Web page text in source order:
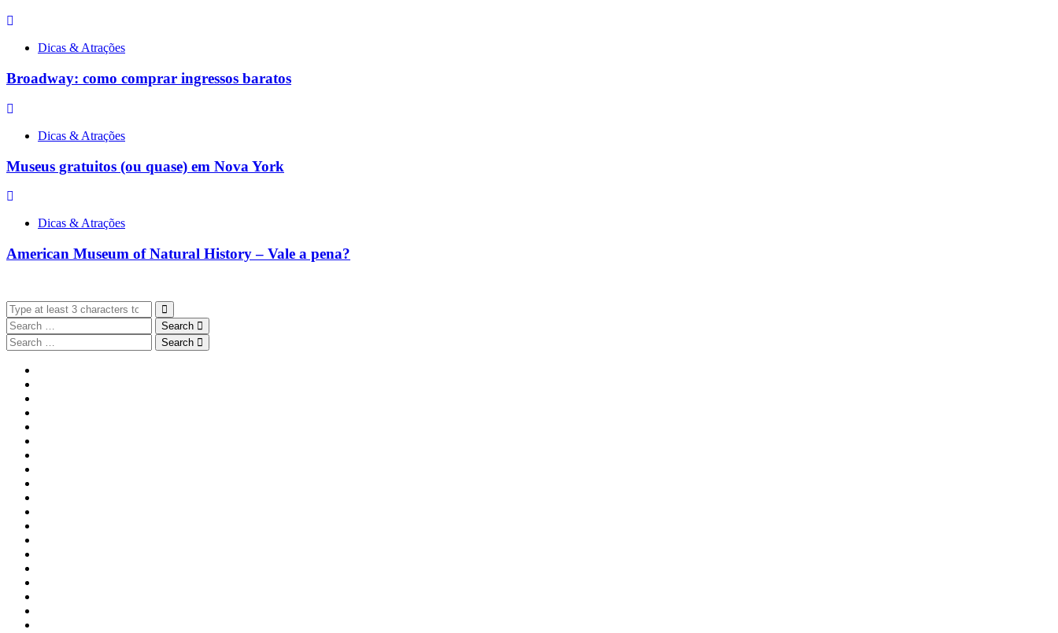
Dicas & Atrações
Broadway: como comprar ingressos baratos
Dicas & Atrações
Museus gratuitos (ou quase) em Nova York
Dicas & Atrações
American Museum of Natural History – Vale a pena?
Search
Search